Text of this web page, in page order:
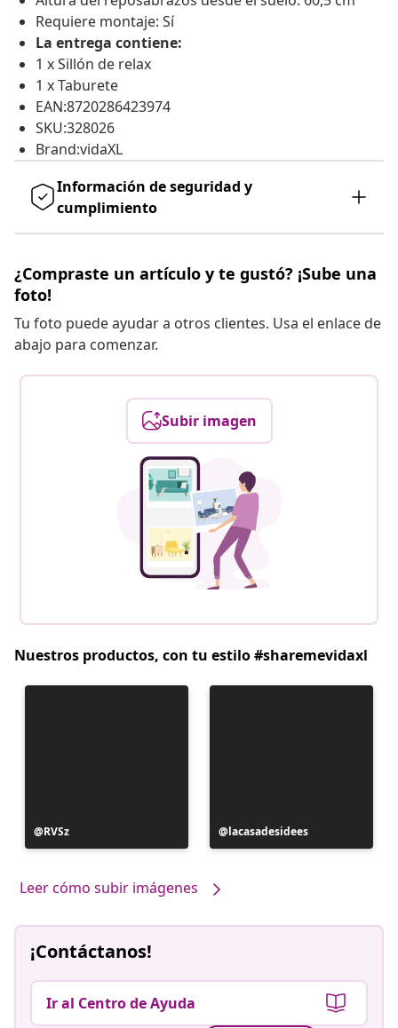
Requiere montaje: Sí
La entrega contiene:
1 x Sillón de relax
1 x Taburete
EAN:8720286423974
SKU:328026
Brand:vidaXL
Información de seguridad y
cumplimiento
¿Compraste un artículo y te gustó? ¡Sube una
foto!
Tu foto puede ayudar a otros clientes. Usa el enlace de
abajo para comenzar.
Subir imagen
Nuestros productos, con tu estilo #sharemevidaxl
Publicación
realizada
RVSz
Publicación
realizada
lacasadesidees
Leer cómo subir imágenes
¡Contáctanos!
Ir al Centro de Ayuda